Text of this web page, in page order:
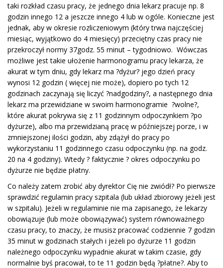
taki rozkład czasu pracy, że jednego dnia lekarz pracuje np. 8
godzin innego 12 a jeszcze innego 4 lub w ogóle. Konieczne jest
jednak, aby w okresie rozliczeniowym (który trwa najczęściej
miesiąc, wyjątkowo do 4 miesięcy) przeciętny czas pracy nie
przekroczył normy 37godz. 55 minut – tygodniowo. Wówczas
możliwe jest takie ułożenie harmonogramu pracy lekarza, że
akurat w tym dniu, gdy lekarz ma ?dyżur? jego dzień pracy
wynosi 12 godzin ( więcej nie może), dopiero po tych 12
godzinach zaczynają się liczyć ?nadgodziny?, a następnego dnia
lekarz ma przewidziane w swoim harmonogramie ?wolne?,
które akurat pokrywa się z 11 godzinnym odpoczynkiem ?po
dyżurze), albo ma przewidzianą pracę w późniejszej porze, i w
zmniejszonej ilości godzin, aby zdążył do pracy po
wykorzystaniu 11 godzinnego czasu odpoczynku (np. na godz.
20 na 4 godziny). Wtedy ? faktycznie ? okres odpoczynku po
dyżurze nie będzie płatny.
Co należy zatem zrobić aby dyrektor Cię nie zwiódł? Po pierwsze
sprawdzić regulamin pracy szpitala (lub układ zbiorowy jeżeli jest
w szpitalu). Jeżeli w regulaminie nie ma zapisanego, że lekarzy
obowiązuje (lub może obowiązywać) system równoważnego
czasu pracy, to znaczy, że musisz pracować codziennie 7 godzin
35 minut w godzinach stałych i jeżeli po dyżurze 11 godzin
należnego odpoczynku wypadnie akurat w takim czasie, gdy
normalnie byś pracował, to te 11 godzin będą ?płatne?. Aby to